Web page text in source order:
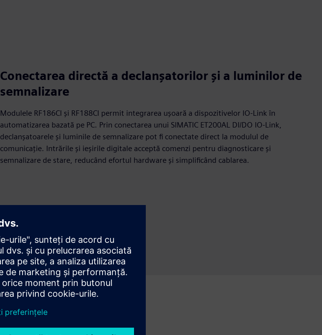
Conectarea directă a declanșatorilor și a luminilor de
semnalizare
Modulele RF186CI şi RF188CI permit integrarea uşoară a dispozitivelor IO‑Link în
automatizarea bazată pe PC. Prin conectarea unui SIMATIC ET200AL DI/DO IO‑Link,
declanșatoarele și luminile de semnalizare pot fi conectate direct la modulul de
comunicație. Intrările și ieșirile digitale acceptă comenzi pentru diagnosticare și
semnalizare de stare, reducând efortul hardware și simplificând cablarea.